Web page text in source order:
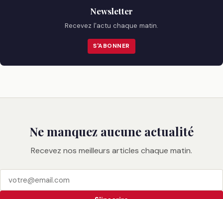
Newsletter
Recevez l'actu chaque matin.
S'ABONNER
Ne manquez aucune actualité
Recevez nos meilleurs articles chaque matin.